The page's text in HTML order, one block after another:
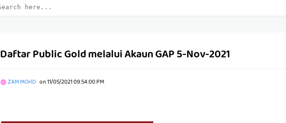
Daftar Public Gold melalui Akaun GAP 5-Nov-2021
ZAM MOHD on11/05/2021 09:54:00 PM